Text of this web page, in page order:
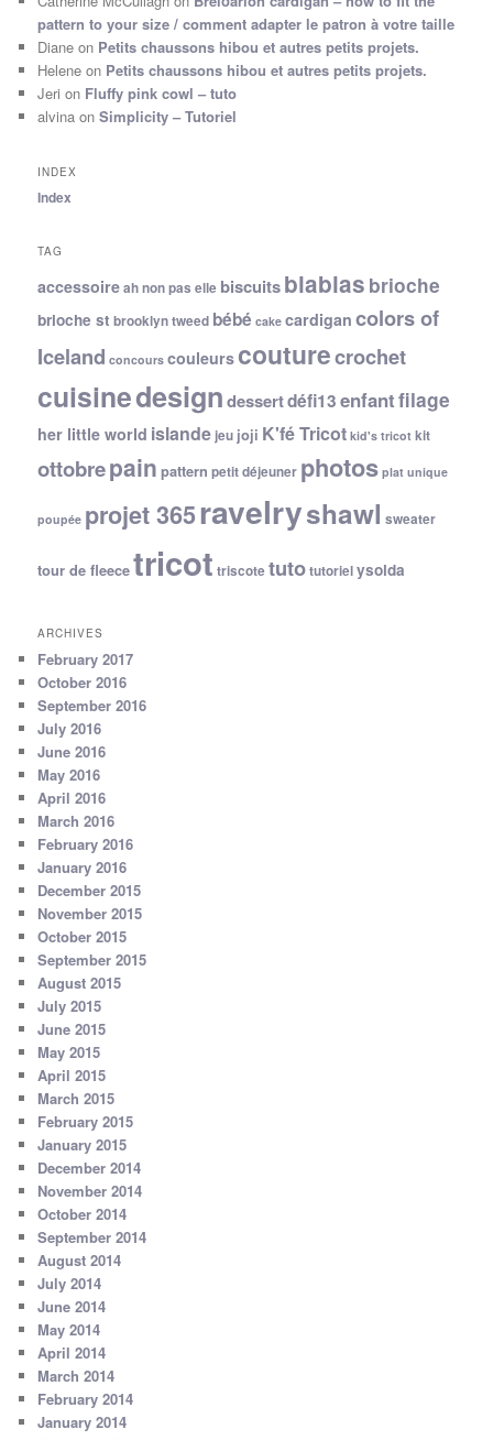
pattern to your size / comment adapter le patron à votre taille
Diane on Petits chaussons hibou et autres petits projets.
Helene on Petits chaussons hibou et autres petits projets.
Jeri on Fluffy pink cowl – tuto
alvina onSimplicity – Tutoriel
INDEX
Index
TAG
accessoireah non pas elle biscuitsblablas brioche
brioche st brooklyn tweed bébé cake cardigan colors of
Iceland concours couleurscouturecrochet
cuisinedesigndessertdéfi13enfantfilage
her little world islande jeu joji K'fé Tricot kid's tricot kit
ottobrepain pattern petit déjeuner photos plat unique
poupée projet 365ravelryshawl sweater
tour de fleecetricot triscote tutotutorielysolda
ARCHIVES
February 2017
October 2016
September 2016
July 2016
June 2016
May 2016
April 2016
March 2016
February 2016
January 2016
December 2015
November 2015
October 2015
September 2015
August 2015
July 2015
June 2015
May 2015
April 2015
March 2015
February 2015
January 2015
December 2014
November 2014
October 2014
September 2014
August 2014
July 2014
June 2014
May 2014
April 2014
March 2014
February 2014
January 2014